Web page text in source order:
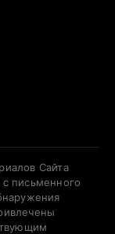
Сайта
письменного